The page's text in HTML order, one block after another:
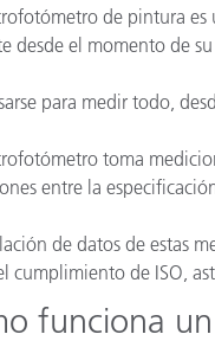
de pintura
desde el momento de
para medir todo,
toma
entre la
de datos de estas
cumplimiento de ISO,
funciona